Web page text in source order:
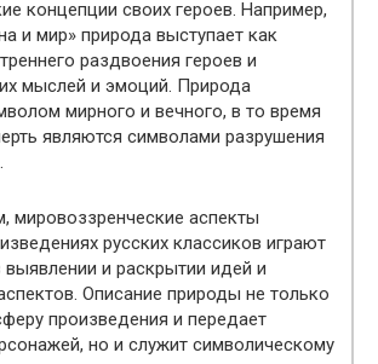
концепции своих героев. Например,
и мир» природа выступает как
раздвоения героев и
мыслей и эмоций. Природа
мирного и вечного, в то время
являются символами разрушения
мировоззренческие аспекты
русских классиков играют
и раскрытии идей и
Описание природы не только
произведения и передает
но и служит символическому